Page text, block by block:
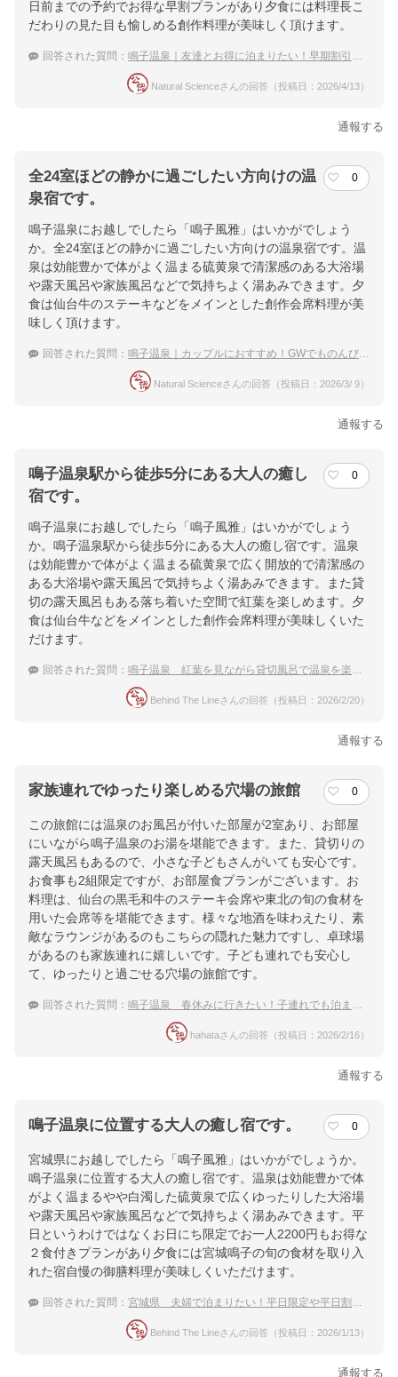
日前までの予約でお得な早割プランがあり夕食には料理長こ
だわりの見た目も愉しめる創作料理が美味しく頂けます。
回答された質問： 鳴子温泉｜友達とお得に泊まりたい！早期割引が使える宿は？
Natural Scienceさんの回答（投稿日：2026/4/13）
通報する
全24室ほどの静かに過ごしたい方向けの温
泉宿です。
0
鳴子温泉にお越しでしたら「鳴子風雅」はいかがでしょう
か。全24室ほどの静かに過ごしたい方向けの温泉宿です。温
泉は効能豊かで体がよく温まる硫黄泉で清潔感のある大浴場
や露天風呂や家族風呂などで気持ちよく湯あみできます。夕
食は仙台牛のステーキなどをメインとした創作会席料理が美
味しく頂けます。
回答された質問： 鳴子温泉｜カップルにおすすめ！GWでものんびり過ごせる穴場な宿は？
Natural Scienceさんの回答（投稿日：2026/3/ 9）
通報する
鳴子温泉駅から徒歩5分にある大人の癒し
宿です。
0
鳴子温泉にお越しでしたら「鳴子風雅」はいかがでしょう
か。鳴子温泉駅から徒歩5分にある大人の癒し宿です。温泉
は効能豊かで体がよく温まる硫黄泉で広く開放的で清潔感の
ある大浴場や露天風呂で気持ちよく湯あみできます。また貸
切の露天風呂もある落ち着いた空間で紅葉を楽しめます。夕
食は仙台牛などをメインとした創作会席料理が美味しくいた
だけます。
回答された質問： 鳴子温泉 紅葉を見ながら貸切風呂で温泉を楽しめる宿
Behind The Lineさんの回答（投稿日：2026/2/20）
通報する
家族連れでゆったり楽しめる穴場の旅館 0
この旅館には温泉のお風呂が付いた部屋が2室あり、お部屋
にいながら鳴子温泉のお湯を堪能できます。また、貸切りの
露天風呂もあるので、小さな子どもさんがいても安心です。
お食事も2組限定ですが、お部屋食プランがございます。お
料理は、仙台の黒毛和牛のステーキ会席や東北の旬の食材を
用いた会席等を堪能できます。様々な地酒を味わえたり、素
敵なラウンジがあるのもこちらの隠れた魅力ですし、卓球場
があるのも家族連れに嬉しいです。子ども連れでも安心し
て、ゆったりと過ごせる穴場の旅館です。
回答された質問： 鳴子温泉 春休みに行きたい！子連れでも泊まりやすい穴場な宿は？
hahataさんの回答（投稿日：2026/2/16）
通報する
鳴子温泉に位置する大人の癒し宿です。 0
宮城県にお越しでしたら「鳴子風雅」はいかがでしょうか。
鳴子温泉に位置する大人の癒し宿です。温泉は効能豊かで体
がよく温まるやや白濁した硫黄泉で広くゆったりした大浴場
や露天風呂や家族風呂などで気持ちよく湯あみできます。平
日というわけではなくお日にち限定でお一人2200円もお得な
２食付きプランがあり夕食には宮城鳴子の旬の食材を取り入
れた宿自慢の御膳料理が美味しくいただけます。
回答された質問： 宮城県 夫婦で泊まりたい！平日限定や平日割のあるおすすめ温泉宿
Behind The Lineさんの回答（投稿日：2026/1/13）
通報する